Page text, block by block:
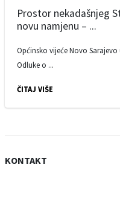
Prostor nekadašnjeg
novu namjenu – ...
Općinsko vijeće Novo
Odluke o ...
ČITAJ VIŠE
KONTAKT